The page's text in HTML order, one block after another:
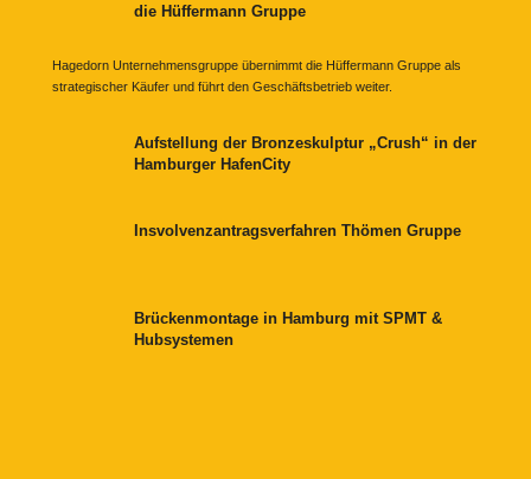
die Hüffermann Gruppe
Hagedorn Unternehmensgruppe übernimmt die Hüffermann Gruppe als
strategischer Käufer und führt den Geschäftsbetrieb weiter.
Aufstellung der Bronzeskulptur „Crush“ in der
Hamburger HafenCity
Insvolvenzantragsverfahren Thömen Gruppe
Brückenmontage in Hamburg mit SPMT &
Hubsystemen